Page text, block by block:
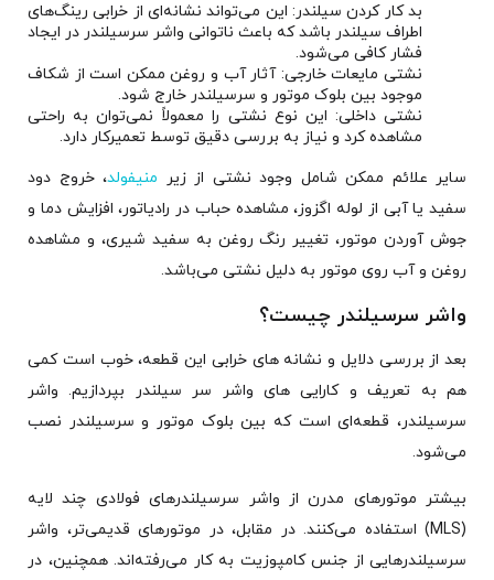
بد کار کردن سیلندر: این می‌تواند نشانه‌ای از خرابی رینگ‌های
اطراف سیلندر باشد که باعث ناتوانی واشر سرسیلندر در ایجاد
فشار کافی می‌شود.
نشتی مایعات خارجی: آثار آب و روغن ممکن است از شکاف
موجود بین بلوک موتور و سرسیلندر خارج شود.
نشتی داخلی: این نوع نشتی را معمولاً نمی‌توان به راحتی
مشاهده کرد و نیاز به بررسی دقیق توسط تعمیرکار دارد.
سایر علائم ممکن شامل وجود نشتی از زیر منیفولد، خروج دود
سفید یا آبی از لوله اگزوز، مشاهده حباب در رادیاتور، افزایش دما و
جوش آوردن موتور، تغییر رنگ روغن به سفید شیری، و مشاهده
روغن و آب روی موتور به دلیل نشتی می‌باشد.
واشر سرسیلندر چیست؟
بعد از بررسی دلایل و نشانه های خرابی این قطعه، خوب است کمی
هم به تعریف و کارایی های واشر سر سیلندر بپردازیم. واشر
سرسیلندر، قطعه‌ای است که بین بلوک موتور و سرسیلندر نصب
می‌شود.
بیشتر موتورهای مدرن از واشر سرسیلندرهای فولادی چند لایه
(MLS) استفاده می‌کنند. در مقابل، در موتورهای قدیمی‌تر، واشر
سرسیلندرهایی از جنس کامپوزیت به کار می‌رفته‌اند. همچنین، در